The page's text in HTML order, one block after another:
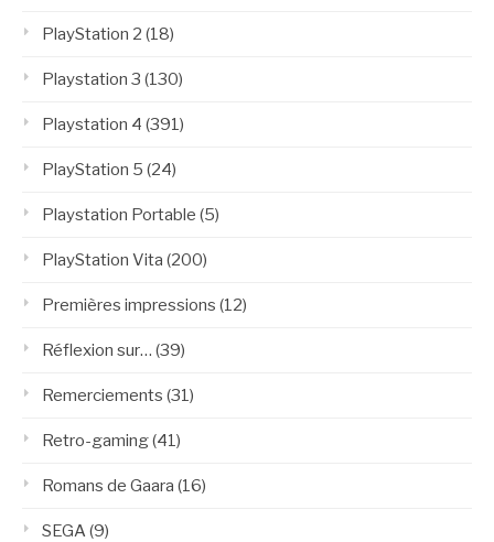
PlayStation 2 (18)
Playstation 3 (130)
Playstation 4 (391)
PlayStation 5 (24)
Playstation Portable (5)
PlayStation Vita (200)
Premières impressions (12)
Réflexion sur… (39)
Remerciements (31)
Retro-gaming(41)
Romans de Gaara (16)
SEGA(9)